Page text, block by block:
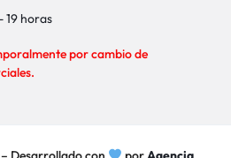
19 horas
por cambio de